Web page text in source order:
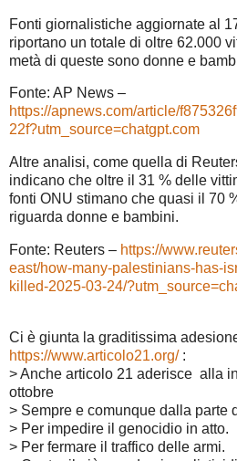
Fonti giornalistiche aggiornate al
riportano un totale di oltre 62.000
metà di queste sono donne e
Fonte: AP News –
https://apnews.com/article/
22f?utm_source=chatgpt.com
Altre analisi, come quella di
indicano che oltre il 31 % delle
fonti ONU stimano che quasi il 70
riguarda donne e bambini.
Fonte: Reuters – https://
east/how-many-palestinians-has-
killed-2025-03-24/
Ci è giunta la graditissima
https://www.articolo21.org/:
> Anche articolo 21 aderisce alla
ottobre
> Sempre e comunque dalla parte
> Per impedire il genocidio in atto.
> Per fermare il traffico delle armi.